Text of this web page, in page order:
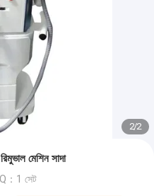
2/2
মেশিন সাদা
：1 সেট